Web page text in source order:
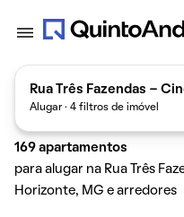
Rua Três Fazendas -
Alugar · 4 filtros de imóvel
169 apartamentos
para alugar na Rua Três
Horizonte, MG e arredores